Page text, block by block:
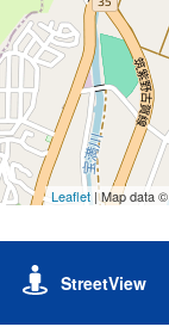
Leaflet| Map data ©
StreetView